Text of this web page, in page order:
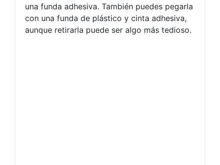
una funda adhesiva. También puedes pegarla
con una funda de plástico y cinta adhesiva,
aunque retirarla puede ser algo más tedioso.